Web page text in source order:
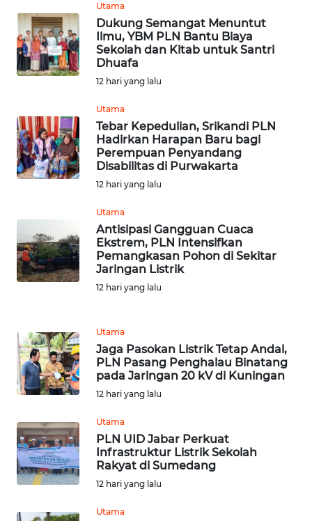
Utama
Dukung Semangat Menuntut
Ilmu, YBM PLN Bantu Biaya
Sekolah dan Kitab untuk Santri
Dhuafa
12 hari yang lalu
Utama
Tebar Kepedulian, Srikandi PLN
Hadirkan Harapan Baru bagi
Perempuan Penyandang
Disabilitas di Purwakarta
12 hari yang lalu
Utama
Antisipasi Gangguan Cuaca
Ekstrem, PLN Intensifkan
Pemangkasan Pohon di Sekitar
Jaringan Listrik
12 hari yang lalu
Utama
Jaga Pasokan Listrik Tetap Andal,
PLN Pasang Penghalau Binatang
pada Jaringan 20 kV di Kuningan
12 hari yang lalu
Utama
PLN UID Jabar Perkuat
Infrastruktur Listrik Sekolah
Rakyat di Sumedang
12 hari yang lalu
Utama
WN
KALTENG
WN
KALSEL
WN
SULSEL
WN
SULUT
WN
WN
MALUT
DAIRI